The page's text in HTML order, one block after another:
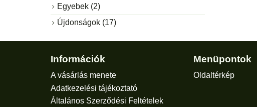
Egyebek (2)
Újdonságok (17)
Információk
A vásárlás menete
Adatkezelési tájékoztató
Általános Szerződési Feltételek
Menüpontok
Oldaltérkép